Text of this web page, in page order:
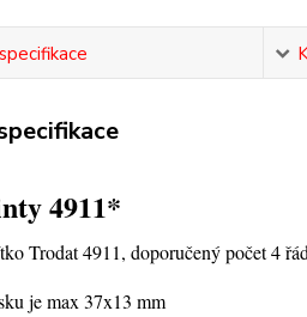
4911*
Trodat 4911, doporučený počet 4
je max 37x13 mm